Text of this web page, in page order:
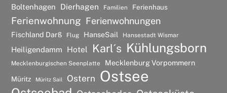
Boltenhagen Dierhagen Familien Ferienhaus
Ferienwohnung Ferienwohnungen
Fischland Darß Flug HanseSail Hansestadt Wismar
Heiligendamm Hotel Karl´s Kühlungsborn
Mecklenburgischen Seenplatte Mecklenburg Vorpommern
Müritz Müritz Sail Ostern Ostsee